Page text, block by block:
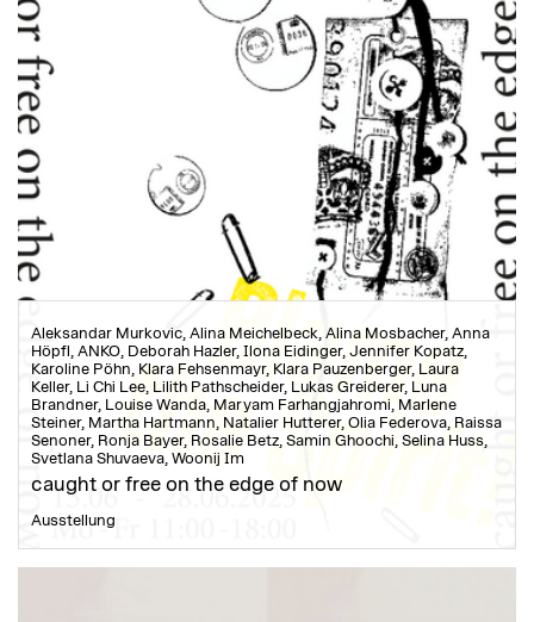
Aleksandar Murkovic, Alina Meichelbeck, Alina Mosbacher, Anna
Höpfl, ANKO, Deborah Hazler, Ilona Eidinger, Jennifer Kopatz,
Karoline Pöhn, Klara Fehsenmayr, Klara Pauzenberger, Laura
Keller, Li Chi Lee, Lilith Pathscheider, Lukas Greiderer, Luna
Brandner, Louise Wanda, Maryam Farhangjahromi, Marlene
Steiner, Martha Hartmann, Natalier Hutterer, Olia Federova, Raissa
Senoner, Ronja Bayer, Rosalie Betz, Samin Ghoochi, Selina Huss,
Svetlana Shuvaeva, Woonij Im
caught or free on the edge of now
Ausstellung